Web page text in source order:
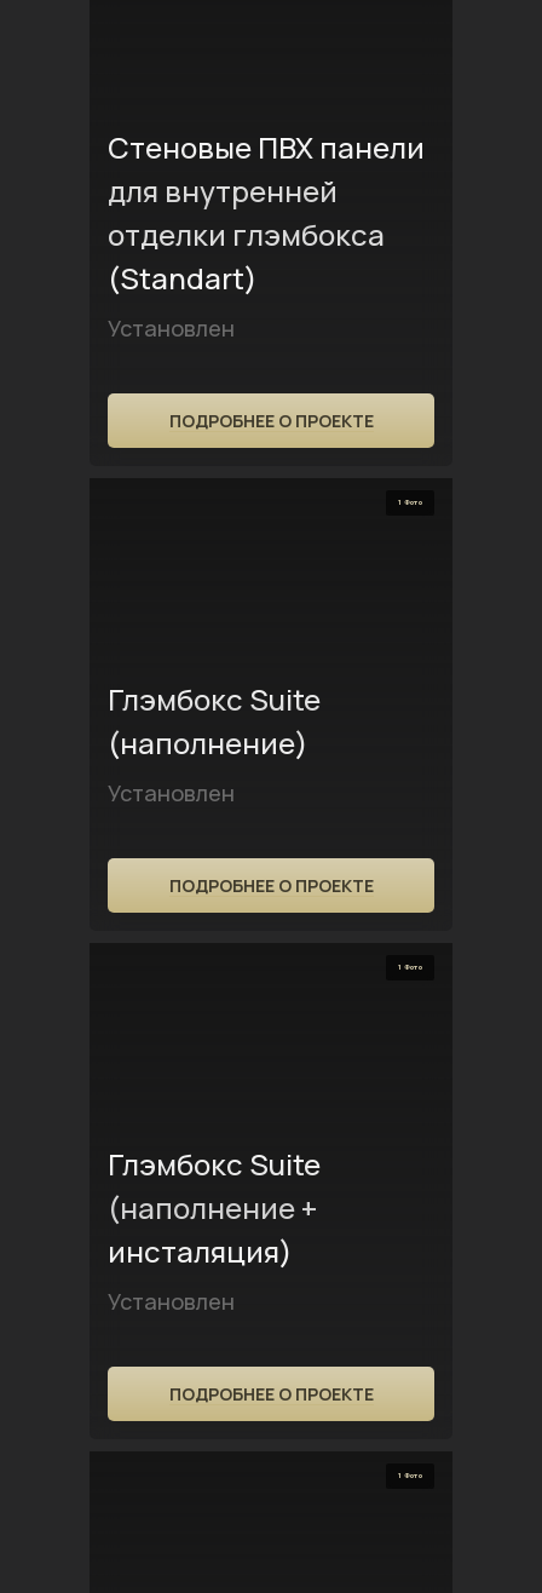
Стеновые ПВХ панели
для внутренней
отделки глэмбокса
(Standart)
Установлен
ПОДРОБНЕЕ О ПРОЕКТЕ
1 Фото
Глэмбокс Suite
(наполнение)
Установлен
ПОДРОБНЕЕ О ПРОЕКТЕ
1 Фото
Глэмбокс Suite
(наполнение +
инсталяция)
Установлен
ПОДРОБНЕЕ О ПРОЕКТЕ
1 Фото